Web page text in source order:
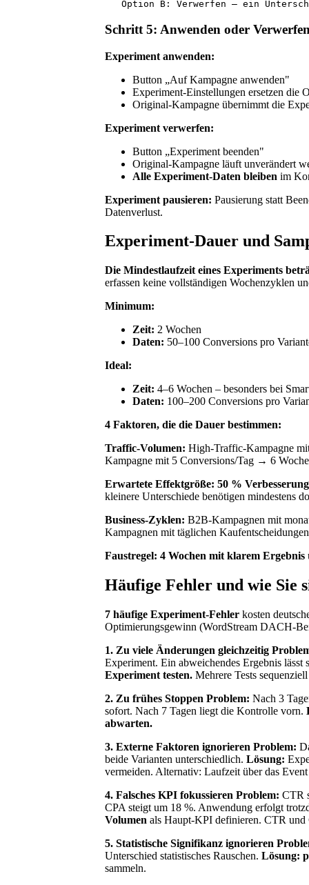
Schritt 5: Anwenden oder
Experiment anwenden:
Button „Auf Kampagne anwenden"
Experiment-Einstellungen ersetzen die
Original-Kampagne übernimmt die
Experiment verwerfen:
Button „Experiment beenden"
Original-Kampagne läuft unverändert
Alle Experiment-Daten bleiben im
Experiment pausieren: Pausierung statt
Datenverlust.
Experiment-Dauer und
Die Mindestlaufzeit eines Experiments
erfassen keine vollständigen Wochenzyklen
Minimum:
Zeit: 2 Wochen
Daten: 50–100 Conversions pro
Ideal:
Zeit: 4–6 Wochen – besonders bei
Daten: 100–200 Conversions pro
4 Faktoren, die die Dauer bestimmen:
Traffic-Volumen: High-Traffic-Kampagne
Kampagne mit 5 Conversions/Tag → 6
Erwartete Effektgröße: 50 % Verbesserung
kleinere Unterschiede benötigen mindestens
Business-Zyklen: B2B-Kampagnen mit
Kampagnen mit täglichen
Faustregel: 4 Wochen mit klarem Ergebnis
Häufige Fehler und wie Sie
7 häufige Experiment-Fehler kosten
Optimierungsgewinn (WordStream DACH-
1. Zu viele Änderungen gleichzeitig
Experiment. Ein abweichendes Ergebnis
Experiment testen. Mehrere Tests
2. Zu frühes Stoppen Problem: Nach 3
sofort. Nach 7 Tagen liegt die Kontrolle vorn.
abwarten.
3. Externe Faktoren ignorieren Problem:
beide Varianten unterschiedlich. Lösung:
vermeiden. Alternativ: Laufzeit über das
4. Falsches KPI fokussieren Problem: CTR
CPA steigt um 18 %. Anwendung erfolgt
Volumen als Haupt-KPI definieren. CTR und
5. Statistische Signifikanz ignorieren
Unterschied statistisches Rauschen. Lösung:
sammeln.